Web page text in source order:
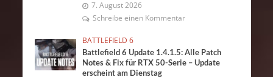
7. August 2026
Schreibe einen Kommentar
BATTLEFIELD 6
Battlefield 6 Update 1.4.1.5: Alle Patch
Notes & Fix für RTX 50-Serie – Update
erscheint am Dienstag